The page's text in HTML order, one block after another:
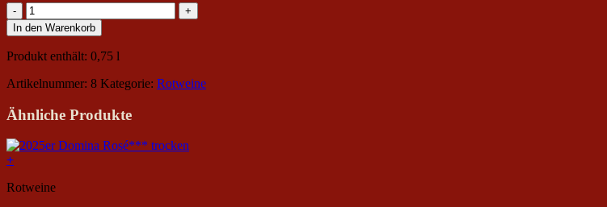
2024er
Rosé
***
feinherb
In den Warenkorb
Produkt enthält: 0,75 l
Artikelnummer: 8 Kategorie: Rotweine
Ähnliche Produkte
+
Rotweine